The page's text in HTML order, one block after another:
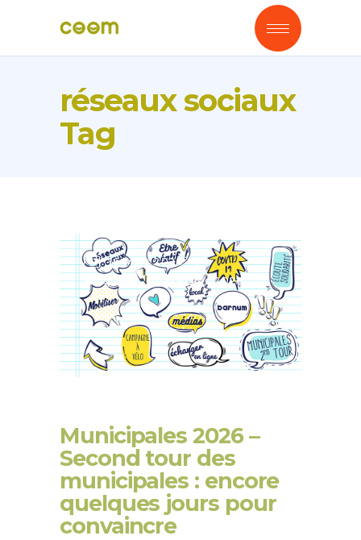
réseaux sociaux
Tag
16 Mars 2026
Blog
Municipales 2026
Municipales 2026 –
Second tour des
municipales : encore
quelques jours pour
convaincre